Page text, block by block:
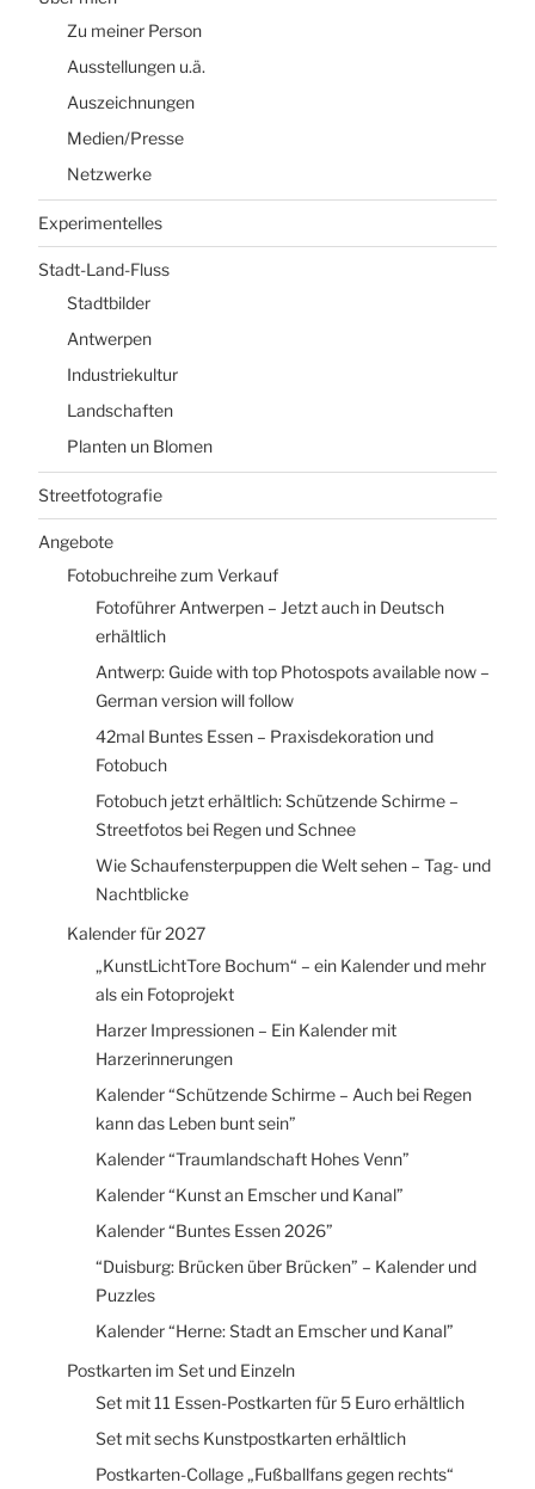
Zu meiner Person
Ausstellungen u.ä.
Auszeichnungen
Medien/Presse
Netzwerke
Experimentelles
Stadt-Land-Fluss
Stadtbilder
Antwerpen
Industriekultur
Landschaften
Planten un Blomen
Streetfotografie
Angebote
Fotobuchreihe zum Verkauf
Fotoführer Antwerpen – Jetzt auch in Deutsch
erhältlich
Antwerp: Guide with top Photospots available now –
German version will follow
42mal Buntes Essen – Praxisdekoration und
Fotobuch
Fotobuch jetzt erhältlich: Schützende Schirme –
Streetfotos bei Regen und Schnee
Wie Schaufensterpuppen die Welt sehen – Tag- und
Nachtblicke
Kalender für 2027
„KunstLichtTore Bochum“ – ein Kalender und mehr
als ein Fotoprojekt
Harzer Impressionen – Ein Kalender mit
Harzerinnerungen
Kalender “Schützende Schirme – Auch bei Regen
kann das Leben bunt sein”
Kalender “Traumlandschaft Hohes Venn”
Kalender “Kunst an Emscher und Kanal”
Kalender “Buntes Essen 2026”
“Duisburg: Brücken über Brücken” – Kalender und
Puzzles
Kalender “Herne: Stadt an Emscher und Kanal”
Postkarten im Set und Einzeln
Set mit 11 Essen-Postkarten für 5 Euro erhältlich
Set mit sechs Kunstpostkarten erhältlich
Postkarten-Collage „Fußballfans gegen rechts“